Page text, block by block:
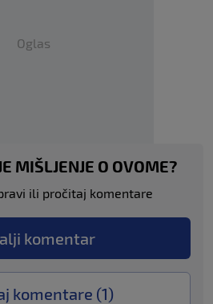
Oglas
MIŠLJENJE O OVOME?
ili pročitaj komentare
komentar
komentare (1)